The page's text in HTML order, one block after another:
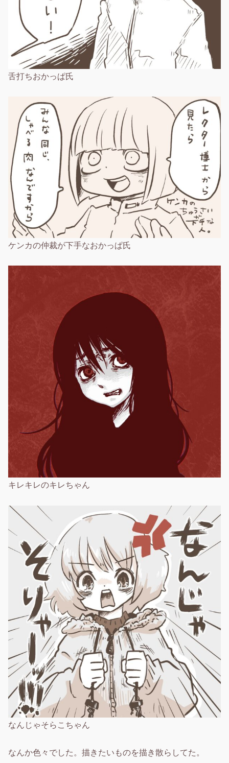
舌打ちおかっぱ氏
ケンカの仲裁が下手なおかっぱ氏
キレキレのキレちゃん
なんじゃそらこちゃん
なんか色々でした。描きたいものを描き散らしてた。